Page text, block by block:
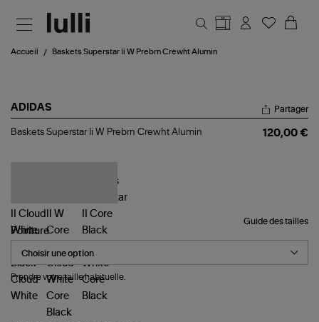
Accueil Baskets Superstar Ii W Prebrn Crewht Alumin
ADIDAS
Baskets
Partager
Baskets Superstar Ii W Prebrn Crewht Alumin 120,00 €
Guide des tailles
Pointure
Prendre votre taille habituelle.